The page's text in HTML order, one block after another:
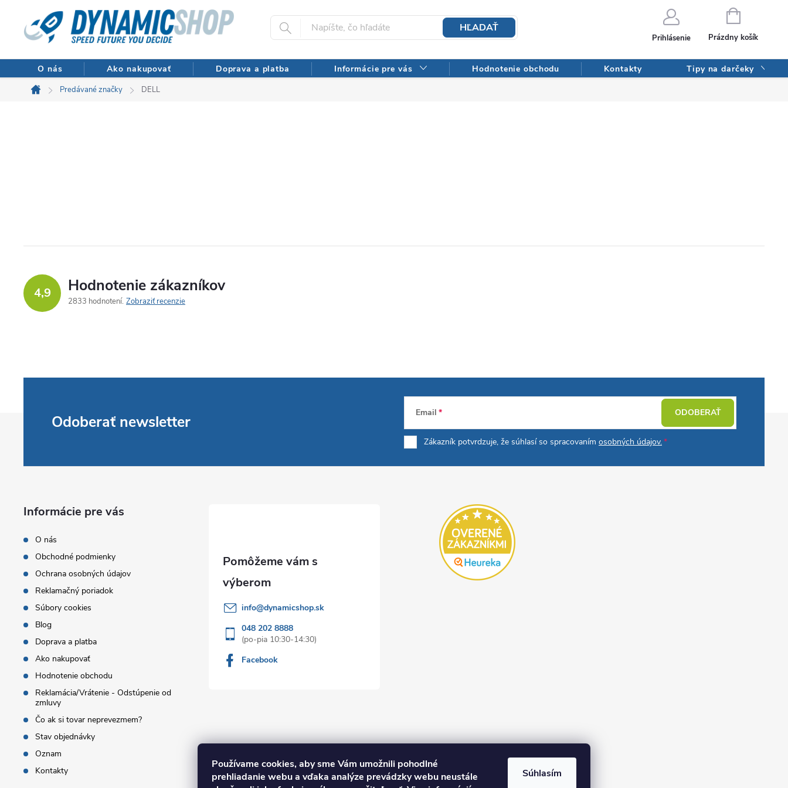
Používame cookies, aby sme Vám umožnili pohodlné
prehliadanie webu a vďaka analýze prevádzky webu neustále
Súhlasím
HĽADAŤ
Prihlásenie
NÁKUPNÝ
Prázdny košík
O nás Ako nakupovať Doprava a platba Informácie pre vás Hodnotenie obchodu Kontakty Tipy na darčeky
Domov
Predávané značky DELL
4,9 Hodnotenie zákazníkov
2833 hodnotení Zobraziť recenzie
Odoberať newsletter Email
Zákazník potvrdzuje, že súhlasí so spracovaním osobných údajov.
ODOBERAŤ
Informácie pre vás
O nás
Obchodné podmienky
Ochrana osobných údajov
Reklamačný poriadok
Súbory cookies
Blog
Doprava a platba
Ako nakupovať
Hodnotenie obchodu
Reklamácia/Vrátenie - Odstúpenie od
zmluvy
Čo ak si tovar neprevezmem?
Stav objednávky
Oznam
Kontakty
info@dynamicshop.sk
048 202 8888
Facebook